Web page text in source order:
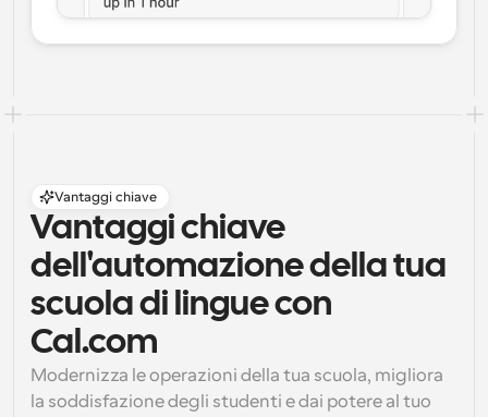
Vantaggi chiave
Vantaggi chiave
dell'automazione della tua
scuola di lingue con
Cal.com
Modernizza le operazioni della tua scuola, migliora
la soddisfazione degli studenti e dai potere al tuo